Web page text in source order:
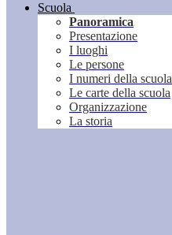
Scuola
Panoramica
Presentazione
I luoghi
Le persone
I numeri della scuola
Le carte della scuola
Organizzazione
La storia